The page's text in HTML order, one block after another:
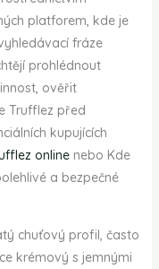
platforem, kde je
fráze
prohlédnout
ověřit
Trufflez před
kupujících
onlinenebo Kde
a bezpečné
chuťový profil, často
krémový s jemnými